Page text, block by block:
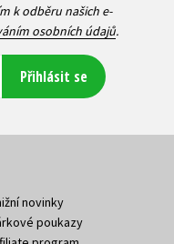
k odběru našich e-
osobních údajů.
Přihlásit se
novinky
poukazy